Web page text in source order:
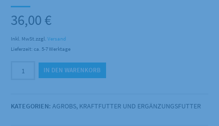
36,00 €
Inkl. MwSt.zzgl.Versand
Lieferzeit: ca. 5-7 Werktage
Menge
IN DEN WARENKORB
KATEGORIEN: AGROBS, KRAFTFUTTER UND ERGÄNZUNGSFUTTER